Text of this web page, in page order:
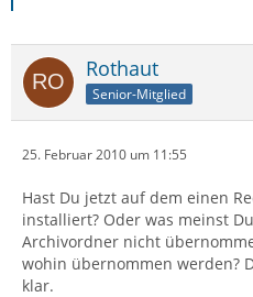
Rothaut
Senior-Mitglied
25. Februar 2010 um 11:55
Hast Du jetzt auf dem einen
installiert? Oder was meinst
Archivordner nicht
wohin übernommen werden?
klar.